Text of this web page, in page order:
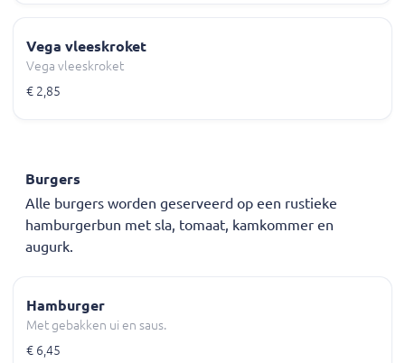
Vega vleeskroket
Vega vleeskroket
€ 2,85
Burgers
Alle burgers worden geserveerd op een rustieke
hamburgerbun met sla, tomaat, kamkommer en
augurk.
Hamburger
Met gebakken ui en saus.
€ 6,45